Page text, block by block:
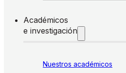
Académicos
e investigación
Nuestros académicos